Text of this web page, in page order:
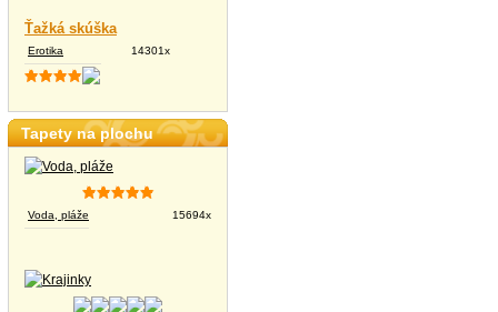
Ťažká skúška
Erotika 14301x
Tapety na plochu
Voda, pláže 15694x